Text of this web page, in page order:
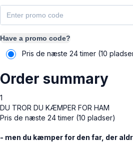
Have a promo code?
Pris de næste 24 timer (10
Order summary
1
DU TROR DU KÆMPER FOR HAM
Pris de næste 24 timer (10 pladser)
- men du kæmper for den far, der